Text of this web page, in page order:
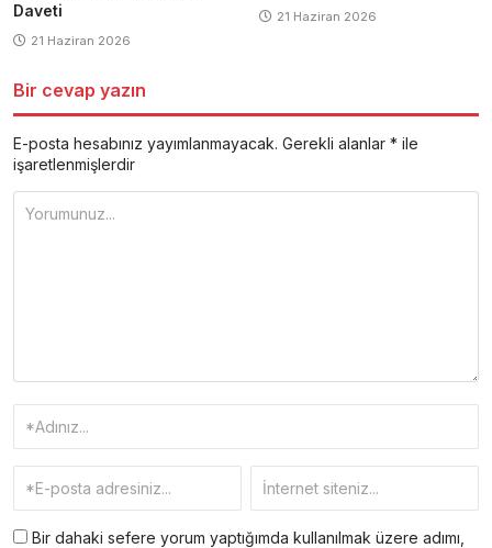
Daveti
21 Haziran 2026
21 Haziran 2026
Bir cevap yazın
E-posta hesabınız yayımlanmayacak. Gerekli alanlar * ile
işaretlenmişlerdir
Bir dahaki sefere yorum yaptığımda kullanılmak üzere adımı,